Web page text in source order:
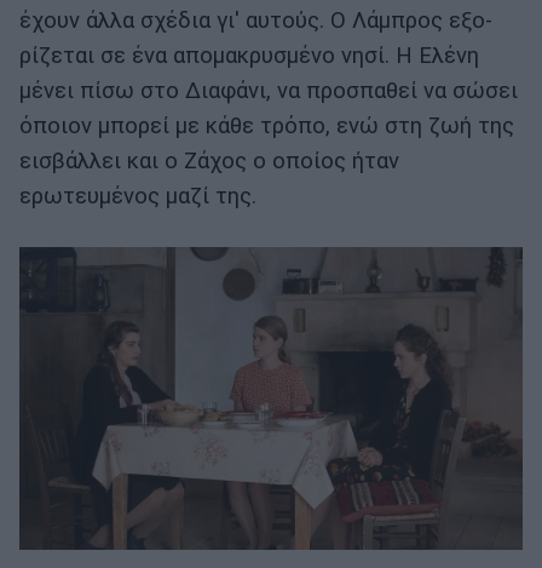
έχουν άλλα σχέδια γι' αυτούς. Ο Λάμπρος εξο­
ρίζεται σε ένα απομακρυσμένο νησί. Η Ελένη
μένει πίσω στο Διαφάνι, να προσπαθεί να σώσει
όποιον μπορεί με κάθε τρόπο, ενώ στη ζωή της
ει­σβάλλει και ο Ζάχος ο οποίος ήταν
ερωτευμένος μαζί της.